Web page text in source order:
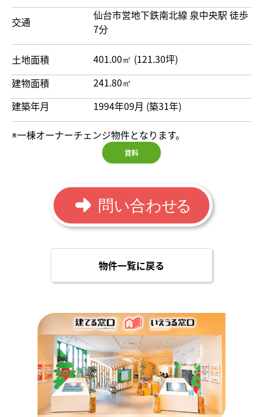
交通
仙台市営地下鉄南北線 泉中央駅 徒歩
7分
土地面積
401.00㎡ (121.30坪)
建物面積
241.80㎡
建築年月
1994年09月 (築31年)
※一棟オーナーチェンジ物件となります。
資料
物件一覧に戻る